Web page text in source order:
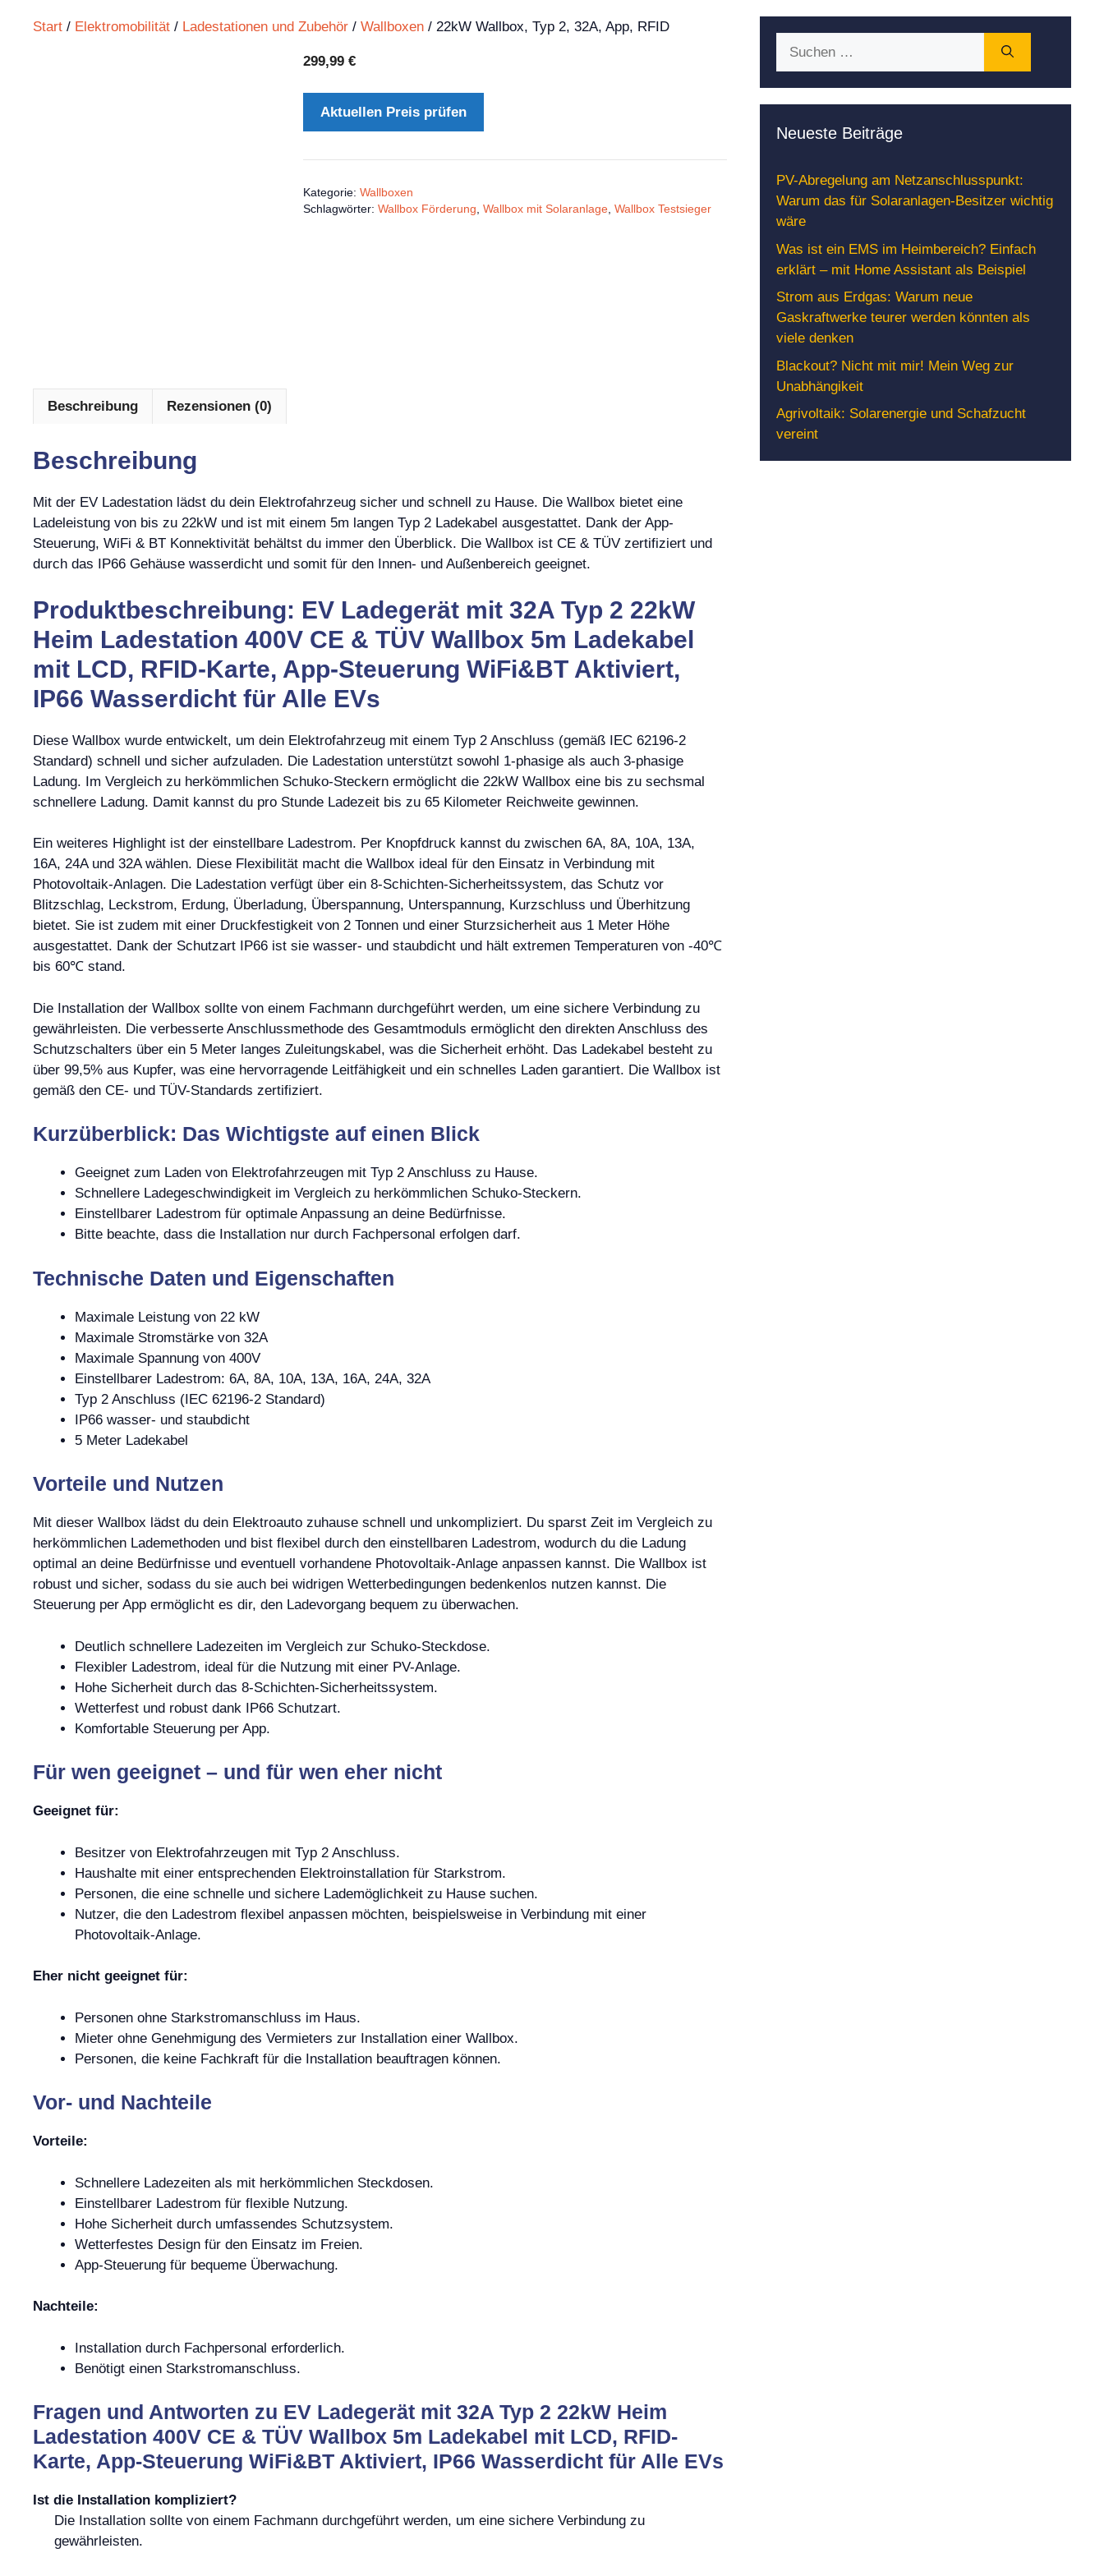
Start / Elektromobilität / Ladestationen und Zubehör / Wallboxen / 22kW Wallbox, Typ 2, 32A, App, RFID
299,99€
Aktuellen Preis prüfen
Kategorie:Wallboxen
Schlagwörter:Wallbox Förderung ,Wallbox mit Solaranlage ,Wallbox Testsieger
Beschreibung Rezensionen (0)
Beschreibung
Mit der EV Ladestation lädst du dein Elektrofahrzeug sicher und schnell zu Hause. Die Wallbox bietet eine
Ladeleistung von bis zu 22kW und ist mit einem 5m langen Typ 2 Ladekabel ausgestattet. Dank der App-
Steuerung, WiFi & BT Konnektivität behältst du immer den Überblick. Die Wallbox ist CE & TÜV zertifiziert und
durch das IP66 Gehäuse wasserdicht und somit für den Innen- und Außenbereich geeignet.
Produktbeschreibung: EV Ladegerät mit 32A Typ 2 22kW
Heim Ladestation 400V CE & TÜV Wallbox 5m Ladekabel
mit LCD, RFID-Karte, App-Steuerung WiFi&BT Aktiviert,
IP66 Wasserdicht für Alle EVs
Diese Wallbox wurde entwickelt, um dein Elektrofahrzeug mit einem Typ 2 Anschluss (gemäß IEC 62196-2
Standard) schnell und sicher aufzuladen. Die Ladestation unterstützt sowohl 1-phasige als auch 3-phasige
Ladung. Im Vergleich zu herkömmlichen Schuko-Steckern ermöglicht die 22kW Wallbox eine bis zu sechsmal
schnellere Ladung. Damit kannst du pro Stunde Ladezeit bis zu 65 Kilometer Reichweite gewinnen.
Ein weiteres Highlight ist der einstellbare Ladestrom. Per Knopfdruck kannst du zwischen 6A, 8A, 10A, 13A,
16A, 24A und 32A wählen. Diese Flexibilität macht die Wallbox ideal für den Einsatz in Verbindung mit
Photovoltaik-Anlagen. Die Ladestation verfügt über ein 8-Schichten-Sicherheitssystem, das Schutz vor
Blitzschlag, Leckstrom, Erdung, Überladung, Überspannung, Unterspannung, Kurzschluss und Überhitzung
bietet. Sie ist zudem mit einer Druckfestigkeit von 2 Tonnen und einer Sturzsicherheit aus 1 Meter Höhe
ausgestattet. Dank der Schutzart IP66 ist sie wasser- und staubdicht und hält extremen Temperaturen von -40℃
bis 60℃ stand.
Die Installation der Wallbox sollte von einem Fachmann durchgeführt werden, um eine sichere Verbindung zu
gewährleisten. Die verbesserte Anschlussmethode des Gesamtmoduls ermöglicht den direkten Anschluss des
Schutzschalters über ein 5 Meter langes Zuleitungskabel, was die Sicherheit erhöht. Das Ladekabel besteht zu
über 99,5% aus Kupfer, was eine hervorragende Leitfähigkeit und ein schnelles Laden garantiert. Die Wallbox ist
gemäß den CE- und TÜV-Standards zertifiziert.
Kurzüberblick: Das Wichtigste auf einen Blick
Geeignet zum Laden von Elektrofahrzeugen mit Typ 2 Anschluss zu Hause.
Schnellere Ladegeschwindigkeit im Vergleich zu herkömmlichen Schuko-Steckern.
Einstellbarer Ladestrom für optimale Anpassung an deine Bedürfnisse.
Bitte beachte, dass die Installation nur durch Fachpersonal erfolgen darf.
Technische Daten und Eigenschaften
Maximale Leistung von 22 kW
Maximale Stromstärke von 32A
Maximale Spannung von 400V
Einstellbarer Ladestrom: 6A, 8A, 10A, 13A, 16A, 24A, 32A
Typ 2 Anschluss (IEC 62196-2 Standard)
IP66 wasser- und staubdicht
5 Meter Ladekabel
Vorteile und Nutzen
Mit dieser Wallbox lädst du dein Elektroauto zuhause schnell und unkompliziert. Du sparst Zeit im Vergleich zu
herkömmlichen Lademethoden und bist flexibel durch den einstellbaren Ladestrom, wodurch du die Ladung
optimal an deine Bedürfnisse und eventuell vorhandene Photovoltaik-Anlage anpassen kannst. Die Wallbox ist
robust und sicher, sodass du sie auch bei widrigen Wetterbedingungen bedenkenlos nutzen kannst. Die
Steuerung per App ermöglicht es dir, den Ladevorgang bequem zu überwachen.
Deutlich schnellere Ladezeiten im Vergleich zur Schuko-Steckdose.
Flexibler Ladestrom, ideal für die Nutzung mit einer PV-Anlage.
Hohe Sicherheit durch das 8-Schichten-Sicherheitssystem.
Wetterfest und robust dank IP66 Schutzart.
Komfortable Steuerung per App.
Für wen geeignet – und für wen eher nicht
Geeignet für:
Besitzer von Elektrofahrzeugen mit Typ 2 Anschluss.
Haushalte mit einer entsprechenden Elektroinstallation für Starkstrom.
Personen, die eine schnelle und sichere Lademöglichkeit zu Hause suchen.
Nutzer, die den Ladestrom flexibel anpassen möchten, beispielsweise in Verbindung mit einer
Photovoltaik-Anlage.
Eher nicht geeignet für:
Personen ohne Starkstromanschluss im Haus.
Mieter ohne Genehmigung des Vermieters zur Installation einer Wallbox.
Personen, die keine Fachkraft für die Installation beauftragen können.
Vor- und Nachteile
Vorteile:
Schnellere Ladezeiten als mit herkömmlichen Steckdosen.
Einstellbarer Ladestrom für flexible Nutzung.
Hohe Sicherheit durch umfassendes Schutzsystem.
Wetterfestes Design für den Einsatz im Freien.
App-Steuerung für bequeme Überwachung.
Nachteile:
Installation durch Fachpersonal erforderlich.
Benötigt einen Starkstromanschluss.
Fragen und Antworten zu EV Ladegerät mit 32A Typ 2 22kW Heim
Ladestation 400V CE & TÜV Wallbox 5m Ladekabel mit LCD, RFID-
Karte, App-Steuerung WiFi&BT Aktiviert, IP66 Wasserdicht für Alle EVs
Ist die Installation kompliziert?
Die Installation sollte von einem Fachmann durchgeführt werden, um eine sichere Verbindung zu
gewährleisten.
Neueste Beiträge
PV-Abregelung am Netzanschlusspunkt:
Warum das für Solaranlagen-Besitzer wichtig
wäre
Was ist ein EMS im Heimbereich? Einfach
erklärt – mit Home Assistant als Beispiel
Strom aus Erdgas: Warum neue
Gaskraftwerke teurer werden könnten als
viele denken
Blackout? Nicht mit mir! Mein Weg zur
Unabhängikeit
Agrivoltaik: Solarenergie und Schafzucht
vereint